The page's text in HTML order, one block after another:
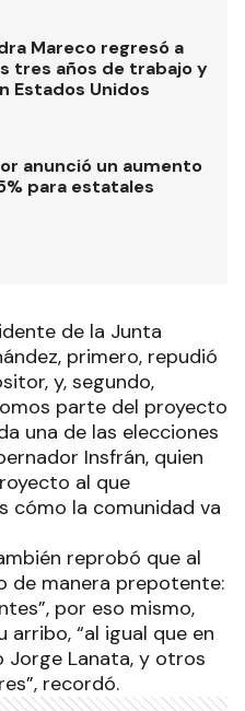
Mareco regresó a
tres años de trabajo y
Estados Unidos
anunció un aumento
para estatales
de la Junta
primero, repudió
y, segundo,
parte del proyecto
una de las elecciones
Insfrán, quien
al que
cómo la comunidad va
reprobó que al
de manera prepotente:
por eso mismo,
“al igual que en
Jorge Lanata, y otros
recordó.